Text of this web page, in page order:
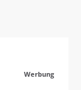
Werbung